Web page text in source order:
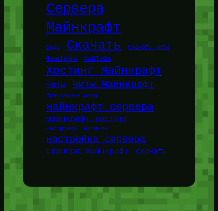
Сервера
Майнкрафт
Сиды Скачать Скачать читы
ФанТайм ХайТейл
Хостинг Майнкрафт
Читы Читы Майнкрафт
браузерные игры
майнкрафт сервера
майнкрафт хостинг
настройка плагинов
настройка сервера
сервера майнкрафт скачать